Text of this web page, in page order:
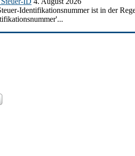
Identifikationsnummer ist in der